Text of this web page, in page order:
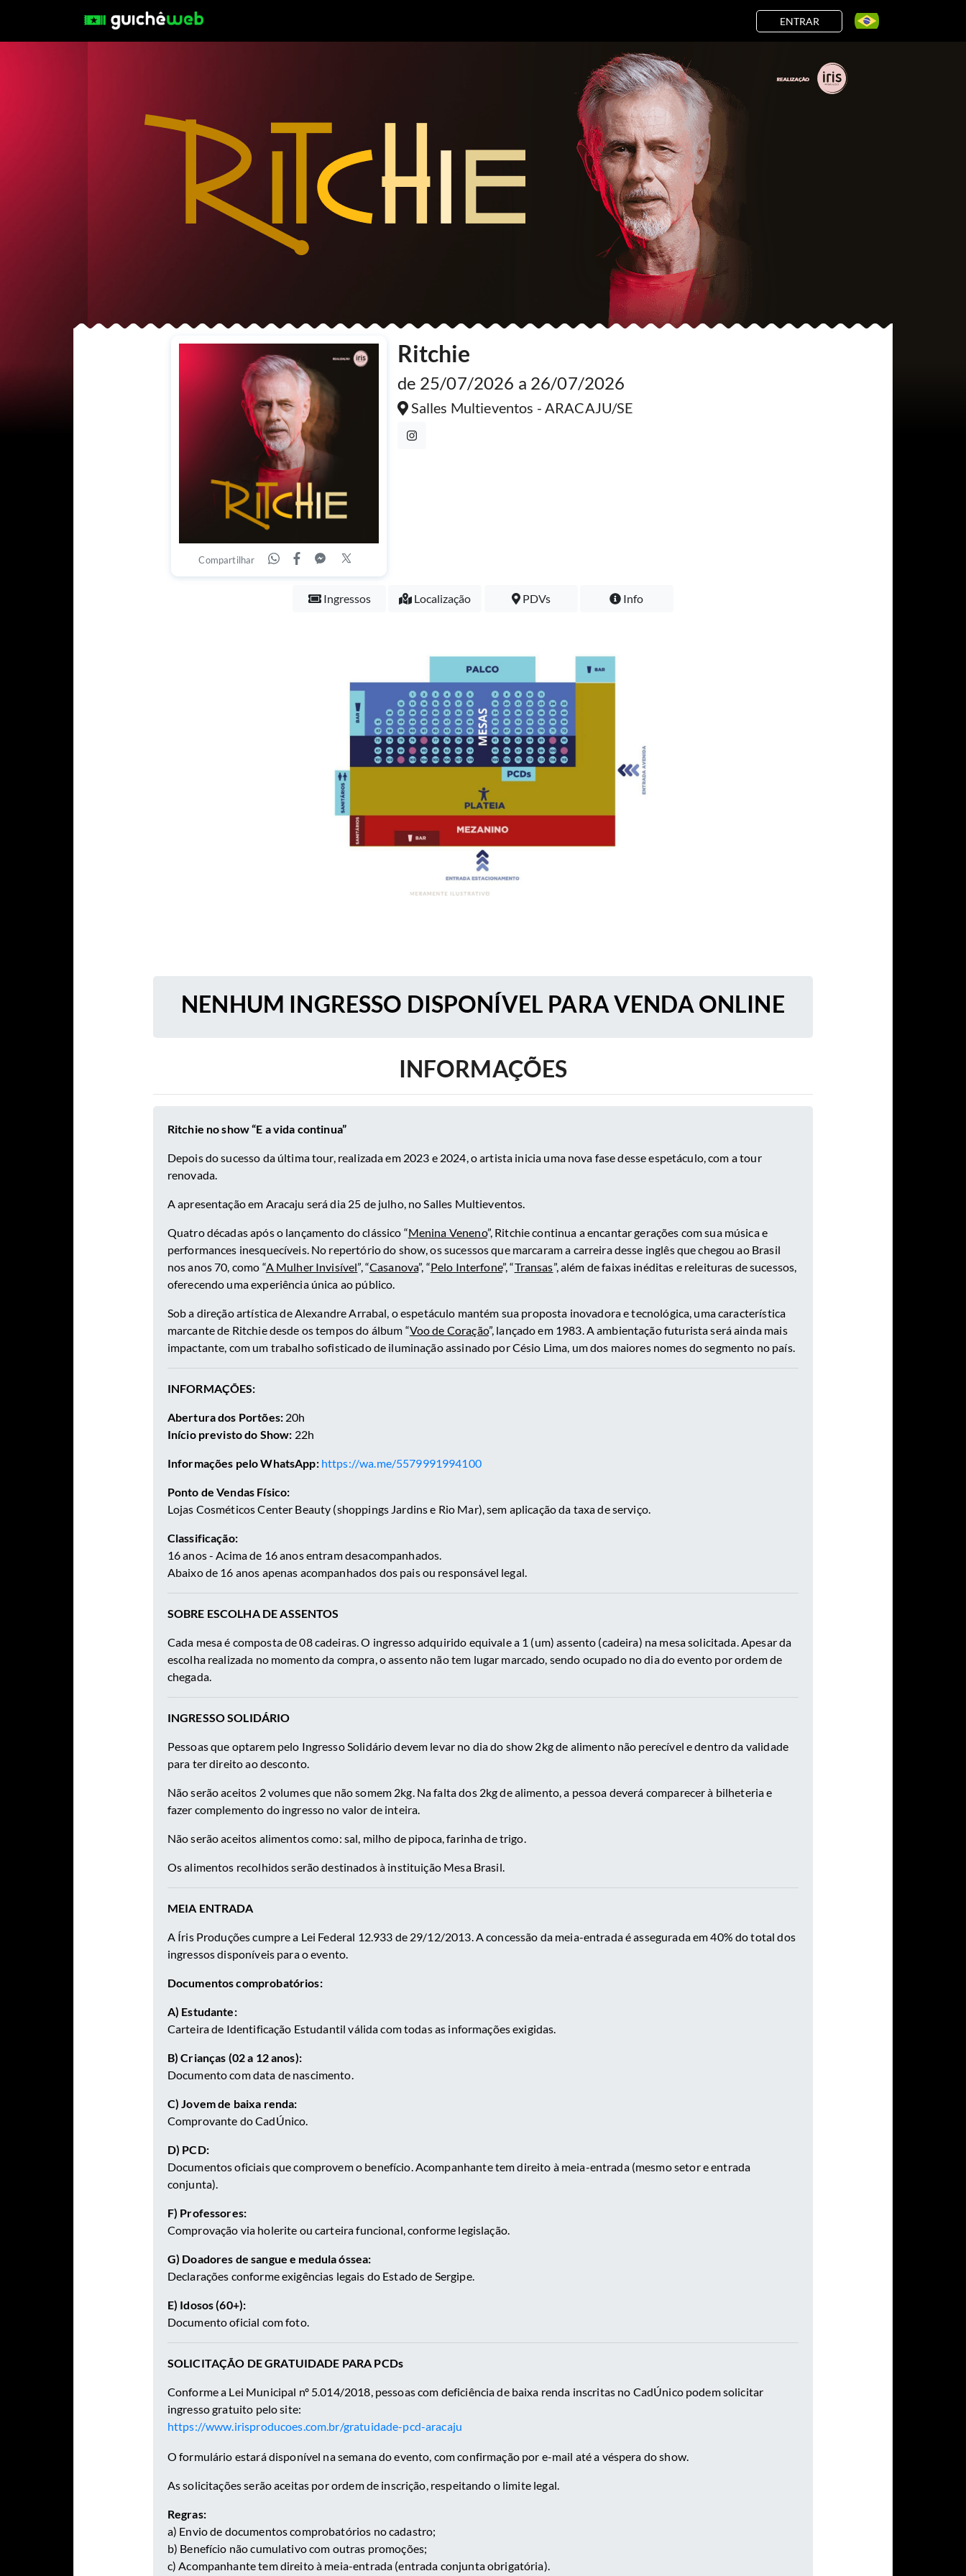
ENTRAR
Compartilhar
Ritchie
de 25/07/2026 a 26/07/2026
Salles Multieventos - ARACAJU/SE
Ingressos Localização PDVs Info
NENHUM INGRESSO DISPONÍVEL PARA VENDA ONLINE
INFORMAÇÕES
Ritchie no show “E a vida continua”
Depois do sucesso da última tour, realizada em 2023 e 2024, o artista inicia uma nova fase desse espetáculo, com a tour
renovada.
A apresentação em Aracaju será dia 25 de julho, no Salles Multieventos.
Quatro décadas após o lançamento do clássico “Menina Veneno”, Ritchie continua a encantar gerações com sua música e
performances inesquecíveis. No repertório do show, os sucessos que marcaram a carreira desse inglês que chegou ao Brasil
nos anos 70, como “A Mulher Invisível”, “Casanova”, “Pelo Interfone”, “Transas”, além de faixas inéditas e releituras de sucessos,
oferecendo uma experiência única ao público.
Sob a direção artística de Alexandre Arrabal, o espetáculo mantém sua proposta inovadora e tecnológica, uma característica
marcante de Ritchie desde os tempos do álbum “Voo de Coração”, lançado em 1983. A ambientação futurista será ainda mais
impactante, com um trabalho sofisticado de iluminação assinado por Césio Lima, um dos maiores nomes do segmento no país.
INFORMAÇÕES:
Abertura dos Portões:20h
Início previsto do Show: 22h
Informações pelo WhatsApp:https://wa.me/5579991994100
Ponto de Vendas Físico:
Lojas Cosméticos Center Beauty (shoppings Jardins e Rio Mar), sem aplicação da taxa de serviço.
Classificação:
16 anos - Acima de 16 anos entram desacompanhados.
Abaixo de 16 anos apenas acompanhados dos pais ou responsável legal.
SOBRE ESCOLHA DE ASSENTOS
Cada mesa é composta de 08 cadeiras. O ingresso adquirido equivale a 1 (um) assento (cadeira) na mesa solicitada. Apesar da
escolha realizada no momento da compra, o assento não tem lugar marcado, sendo ocupado no dia do evento por ordem de
chegada.
INGRESSO SOLIDÁRIO
Pessoas que optarem pelo Ingresso Solidário devem levar no dia do show 2kg de alimento não perecível e dentro da validade
para ter direito ao desconto.
Não serão aceitos 2 volumes que não somem 2kg. Na falta dos 2kg de alimento, a pessoa deverá comparecer à bilheteria e
fazer complemento do ingresso no valor de inteira.
Não serão aceitos alimentos como: sal, milho de pipoca, farinha de trigo.
Os alimentos recolhidos serão destinados à instituição Mesa Brasil.
MEIA ENTRADA
A Íris Produções cumpre a Lei Federal 12.933 de 29/12/2013. A concessão da meia-entrada é assegurada em 40% do total dos
ingressos disponíveis para o evento.
Documentos comprobatórios:
A) Estudante:
Carteira de Identificação Estudantil válida com todas as informações exigidas.
B) Crianças (02 a 12 anos):
Documento com data de nascimento.
C) Jovem de baixa renda:
Comprovante do CadÚnico.
D) PCD:
Documentos oficiais que comprovem o benefício. Acompanhante tem direito à meia-entrada (mesmo setor e entrada
conjunta).
F) Professores:
Comprovação via holerite ou carteira funcional, conforme legislação.
G) Doadores de sangue e medula óssea:
Declarações conforme exigências legais do Estado de Sergipe.
E) Idosos (60+):
Documento oficial com foto.
SOLICITAÇÃO DE GRATUIDADE PARA PCDs
Conforme a Lei Municipal nº 5.014/2018, pessoas com deficiência de baixa renda inscritas no CadÚnico podem solicitar
ingresso gratuito pelo site:
https://www.irisproducoes.com.br/gratuidade-pcd-aracaju
O formulário estará disponível na semana do evento, com confirmação por e-mail até a véspera do show.
As solicitações serão aceitas por ordem de inscrição, respeitando o limite legal.
Regras:
a) Envio de documentos comprobatórios no cadastro;
b) Benefício não cumulativo com outras promoções;
c) Acompanhante tem direito à meia-entrada (entrada conjunta obrigatória).